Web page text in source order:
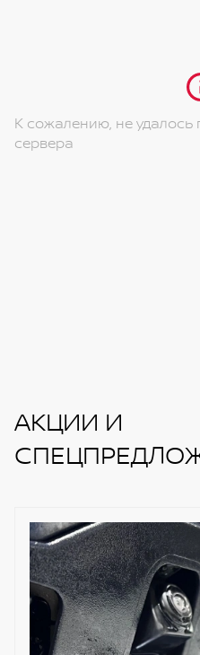
К сожалению, не удалось
сервера
АКЦИИ И